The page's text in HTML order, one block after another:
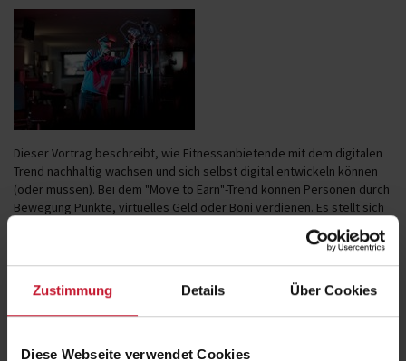
Zustimmung Details Über Cookies
Diese Webseite verwendet Cookies
Dieser Vortrag beschreibt, wie Fitnessanbietende mit dem digitalen
Trend nachhaltig wachsen und sich selbst digital entwickeln können
(oder müssen). Bei dem "Move to Earn"-Trend können Personen durch
Bewegung Punkte, virtuelles Geld oder Boni verdienen. Es stellt sich
hierbei die Frage, welche Rolle das Metaverse/Blockchain für die
Fitnessbranche einnehmen kann. Wird die Branche durch ein virtuell-
physisches Hybridmodell besser und stärker? Sind NFTs (Non-
Fungible Tokens) als Mitgliedschaftsnachweis geeignet? Diese und
weitere Fragen werden im Vortrag "Move to Earn: Fitness und die
Zukunft im Metaverse. Hype oder Chance" geklärt.